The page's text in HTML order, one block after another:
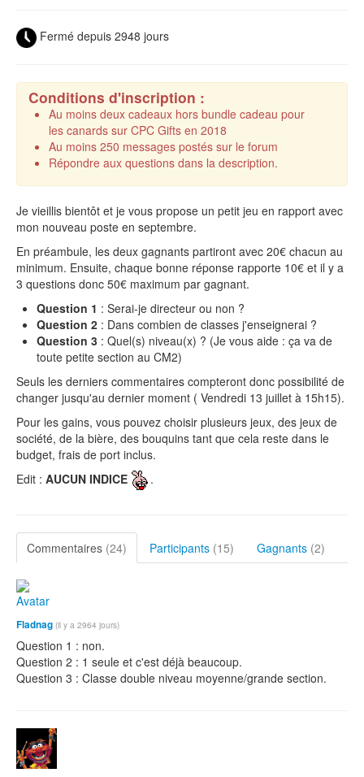
Fermé depuis 2948 jours
Conditions d'inscription :
Au moins deux cadeaux hors bundle cadeau pour
les canards sur CPC Gifts en 2018
Au moins 250 messages postés sur le forum
Répondre aux questions dans la description.
Je vieillis bientôt et je vous propose un petit jeu en rapport avec
mon nouveau poste en septembre.
En préambule, les deux gagnants partiront avec 20€ chacun au
minimum. Ensuite, chaque bonne réponse rapporte 10€ et il y a
3 questions donc 50€ maximum par gagnant.
Question 1 : Serai-je directeur ou non ?
Question 2 : Dans combien de classes j'enseignerai ?
Question 3 : Quel(s) niveau(x) ? (Je vous aide : ça va de
toute petite section au CM2)
Seuls les derniers commentaires compteront donc possibilité de
changer jusqu'au dernier moment ( Vendredi 13 juillet à 15h15).
Pour les gains, vous pouvez choisir plusieurs jeux, des jeux de
société, de la bière, des bouquins tant que cela reste dans le
budget, frais de port inclus.
Edit : AUCUN INDICE .
Commentaires (24) Participants (15) Gagnants (2)
Fladnag (il y a 2964 jours)
Question 1 : non.
Question 2 : 1 seule et c'est déjà beaucoup.
Question 3 : Classe double niveau moyenne/grande section.